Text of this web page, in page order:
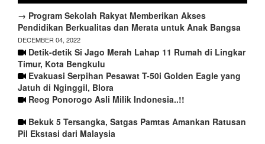
→ Program Sekolah Rakyat Memberikan Akses
Pendidikan Berkualitas dan Merata untuk Anak Bangsa
DECEMBER 04, 2022
Detik-detik Si Jago Merah Lahap 11 Rumah di Lingkar
Timur, Kota Bengkulu
Evakuasi Serpihan Pesawat T-50i Golden Eagle yang
Jatuh di Nginggil, Blora
Reog Ponorogo Asli Milik Indonesia..!!
Bekuk 5 Tersangka, Satgas Pamtas Amankan Ratusan
Pil Ekstasi dari Malaysia